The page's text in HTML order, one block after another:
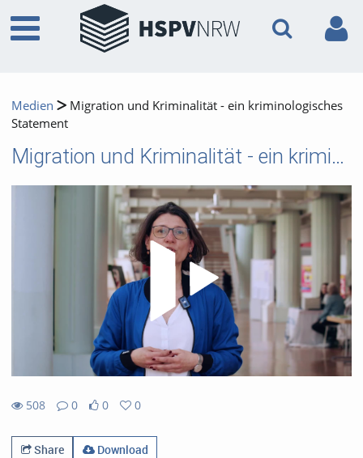
Medien
Migration und Kriminalität - ein kriminologisches
Statement
Migration und Kriminalität - ein kriminologisches Statement
508
0
0
0
Share
Download